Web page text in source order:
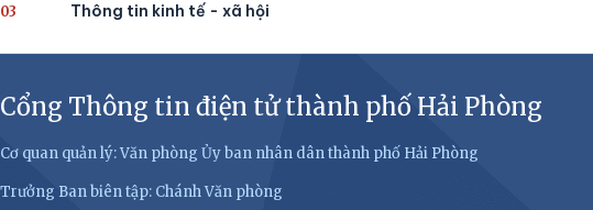
03 Thông tin kinh tế - xã hội
Cổng Thông tin điện tử thành phố Hải Phòng
Cơ quan quản lý: Văn phòng Ủy ban nhân dân thành phố Hải Phòng
Trưởng Ban biên tập: Chánh Văn phòng